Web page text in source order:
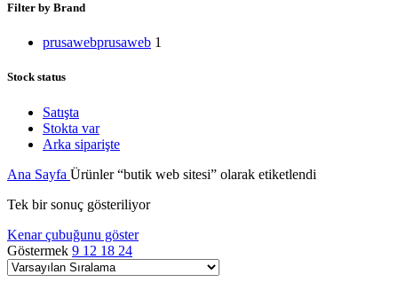
Filter by Brand
prusawebprusaweb 1
Stock status
Satışta
Stokta var
Arka siparişte
Ana Sayfa Ürünler “butik web sitesi” olarak etiketlendi
Tek bir sonuç gösteriliyor
Kenar çubuğunu göster
Göstermek 9 12 18 24